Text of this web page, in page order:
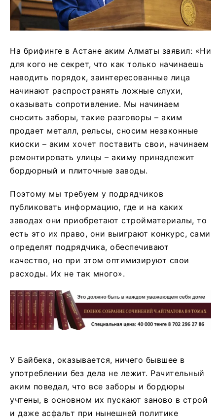
На брифинге в Астане аким Алматы заявил: «Ни
для кого не секрет, что как только начинаешь
наводить порядок, заинтересованные лица
начинают распространять ложные слухи,
оказывать сопротивление. Мы начинаем
сносить заборы, такие разговоры – аким
продает металл, рельсы, сносим незаконные
киоски – аким хочет поставить свои, начинаем
ремонтировать улицы – акиму принадлежит
бордюрный и плиточные заводы.
Поэтому мы требуем у подрядчиков
публиковать информацию, где и на каких
заводах они приобретают стройматериалы, то
есть это их право, они выиграют конкурс, сами
определят подрядчика, обеспечивают
качество, но при этом оптимизируют свои
расходы. Их не так много».
У Байбека, оказывается, ничего бывшее в
употреблении без дела не лежит. Рачительный
аким поведал, что все заборы и бордюры
учтены, в основном их пускают заново в строй
и даже асфальт при нынешней политике